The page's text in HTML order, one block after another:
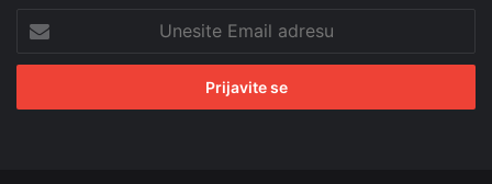
Email
adresu